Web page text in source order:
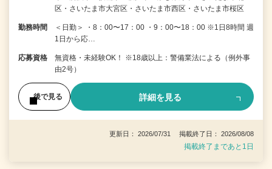
区・さいたま市大宮区・さいたま市西区・さいたま市桜区
勤務時間
＜日勤＞ ・8：00〜17：00 ・9：00〜18：00 ※1日8時間 週
1日から応…
応募資格
無資格・未経験OK！ ※18歳以上：警備業法による（例外事
由2号）
後で見る 詳細を見る
更新日： 2026/07/31 掲載終了日： 2026/08/08
掲載終了まであと1日